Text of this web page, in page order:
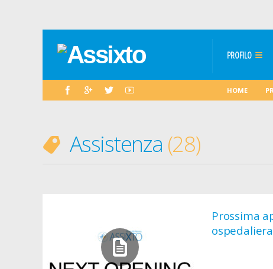
PROFILO
HOME
Assistenza 28
Prossima